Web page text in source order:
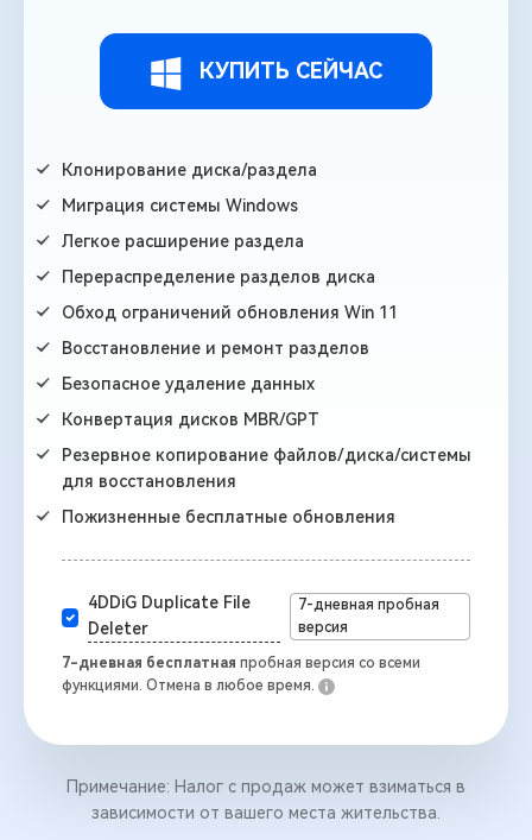
КУПИТЬ СЕЙЧАС
Клонирование диска/раздела
Миграция системы Windows
Легкое расширение раздела
Перераспределение разделов диска
Обход ограничений обновления Win 11
Восстановление и ремонт разделов
Безопасное удаление данных
Конвертация дисков MBR/GPT
Резервное копирование файлов/диска/системы
для восстановления
Пожизненные бесплатные обновления
4DDiG Duplicate File
Deleter
7-дневная пробная
версия
7-дневная бесплатная пробная версия со всеми
функциями. Отмена в любое время.
Примечание: Налог с продаж может взиматься в
зависимости от вашего места жительства.